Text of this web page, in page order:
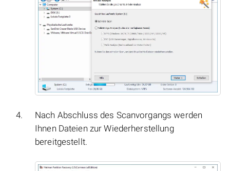
Nach Abschluss des Scanvorgangs werden
Ihnen Dateien zur Wiederherstellung
bereitgestellt.